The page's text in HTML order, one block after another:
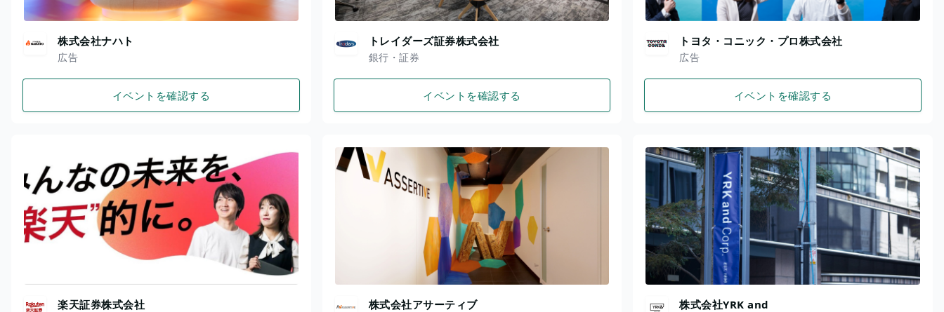
株式会社ナハト
広告
イベントを確認する
トレイダーズ証券株式会社
銀行・証券
イベントを確認する
トヨタ・コニック・プロ株式会社
広告
イベントを確認する
楽天証券株式会社 株式会社アサーティブ 株式会社YRK and